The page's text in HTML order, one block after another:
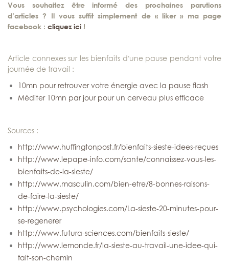
Vous souhaitez être informé des prochaines parutions
d’articles ? Il vous suffit simplement de « liker » ma page
facebook : cliquez ici !
Article connexes sur les bienfaits d’une pause pendant votre
journée de travail :
10mn pour retrouver votre énergie avec la pause flash
Méditer 10mn par jour pour un cerveau plus efficace
Sources :
http://www.huffingtonpost.fr/bienfaits-sieste-idees-reçues
http://www.lepape-info.com/sante/connaissez-vous-les-
bienfaits-de-la-sieste/
http://www.masculin.com/bien-etre/8-bonnes-raisons-
de-faire-la-sieste/
http://www.psychologies.com/La-sieste-20-minutes-pour-
se-regenerer
http://www.futura-sciences.com/bienfaits-sieste/
http://www.lemonde.fr/la-sieste-au-travail-une-idee-qui-
fait-son-chemin